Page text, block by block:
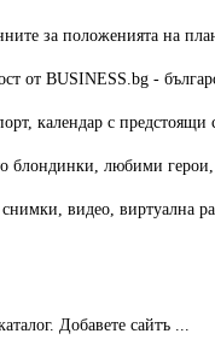
за положенията на
от BUSINESS.bg -
календар с предстоящи
блондинки, любими герои,
видео, виртуална
Добавете сайтъ ...